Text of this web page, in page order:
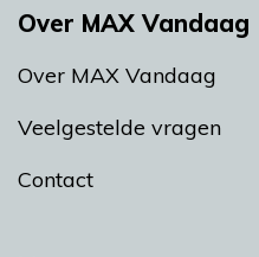
Over MAX Vandaag
Over MAX Vandaag
Veelgestelde vragen
Contact